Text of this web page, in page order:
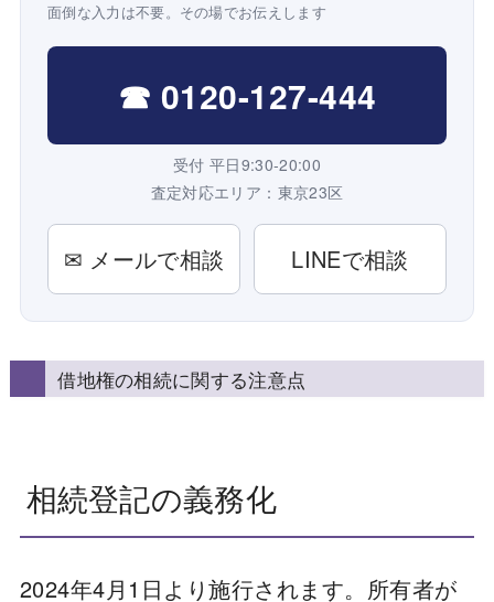
面倒な入力は不要。その場でお伝えします
☎ 0120-127-444
受付 平日9:30-20:00
査定対応エリア：東京23区
✉ メールで相談 LINEで相談
借地権の相続に関する注意点
相続登記の義務化
2024年4月1日より施行されます。所有者が